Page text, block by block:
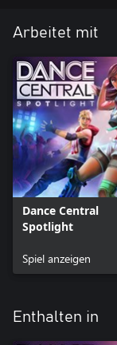
Arbeitet mit
Dance Central
Spotlight
Spiel anzeigen
Enthalten in